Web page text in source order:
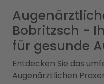
Bobritzsch -
für gesunde
Entdecken Sie das
Augenärztlichen